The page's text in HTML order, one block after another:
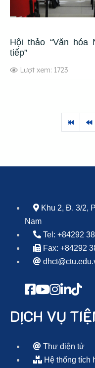
Hội thảo “Văn hóa
tiếp”
Lượt xem: 1723
Khu 2, Đ. 3/2,
Nam
Tel: +84292
Fax: +84292
DỊCH VỤ
Thư điện tử
Hệ thống tích